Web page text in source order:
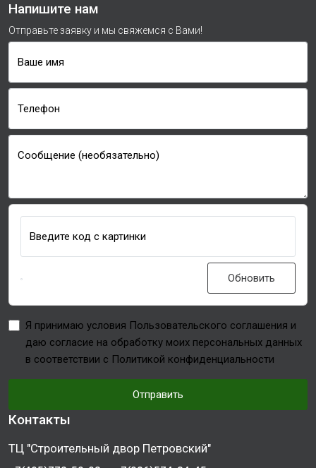
Напишите нам
Отправьте заявку и мы свяжемся с Вами!
Ваше имя
Телефон
Сообщение (необязательно)
Введите код с картинки
Обновить
Я принимаю условия Пользовательского соглашения и
даю согласие на обработку моих персональных данных
в соответствии с Политикой конфиденциальности
Отправить
Контакты
ТЦ "Строительный двор Петровский"